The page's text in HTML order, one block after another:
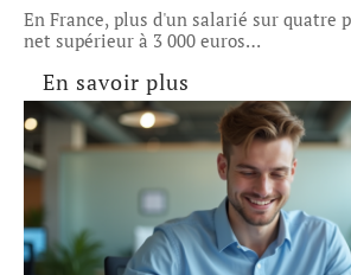
En France, plus d'un salarié sur quatre
net supérieur à 3 000 euros…
En savoir plus